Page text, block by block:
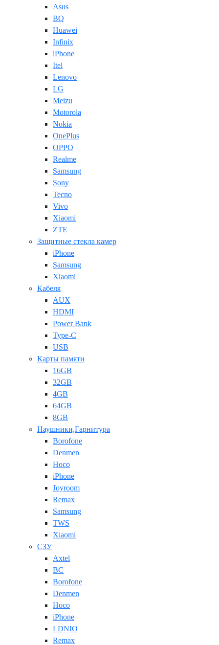
Asus
BQ
Huawei
Infinix
iPhone
Itel
Lenovo
LG
Meizu
Motorola
Nokia
OnePlus
OPPO
Realme
Samsung
Sony
Tecno
Vivo
Xiaomi
ZTE
Защитные стекла камер
iPhone
Samsung
Xiaomi
Кабеля
AUX
HDMI
Power Bank
Type-C
USB
Карты памяти
16GB
32GB
4GB
64GB
8GB
Наушники,Гарнитура
Borofone
Denmen
Hoco
iPhone
Joyroom
Remax
Samsung
TWS
Xiaomi
СЗУ
Axtel
BC
Borofone
Denmen
Hoco
iPhone
LDNIO
Remax